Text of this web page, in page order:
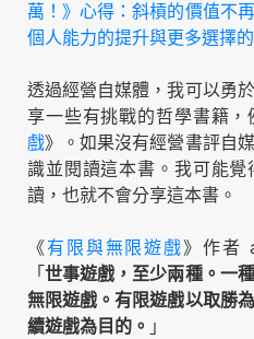
萬！》心得：斜槓的價值不
個人能力的提升與更多選擇
透過經營自媒體，我可以勇
享一些有挑戰的哲學書籍，
戲》。如果沒有經營書評自
識並閱讀這本書。我可能覺
讀，也就不會分享這本書。
《有限與無限遊戲》作者
「世事遊戲，至少兩種。一
無限遊戲。有限遊戲以取勝
續遊戲為目的。 」